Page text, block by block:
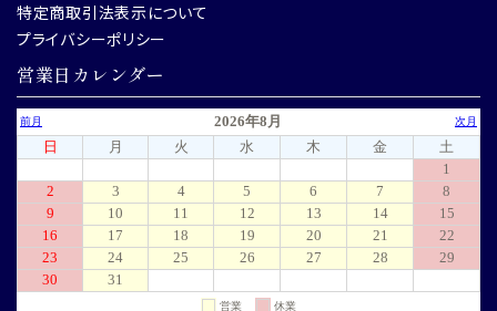
特定商取引法表示について
プライバシーポリシー
営業日カレンダー